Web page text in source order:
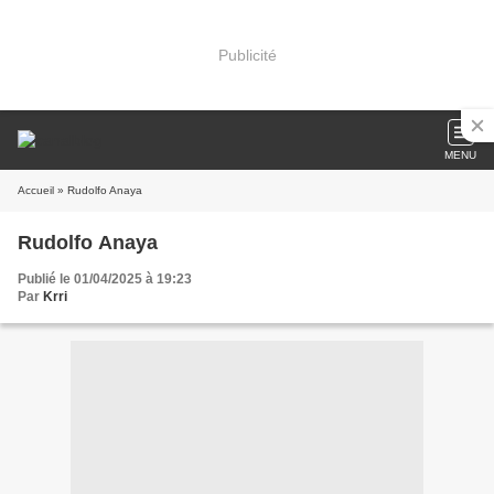
Publicité
MENU
Accueil » Rudolfo Anaya
Rudolfo Anaya
Publié le 01/04/2025 à 19:23
Par Krri